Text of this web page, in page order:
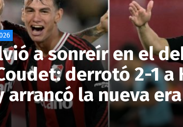
a sonreír en el
derrotó 2-1 a
arrancó la nueva